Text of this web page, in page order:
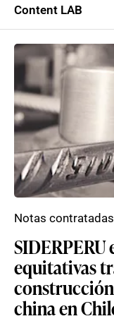
Content LAB
equitativas
china en
Notas contratadas